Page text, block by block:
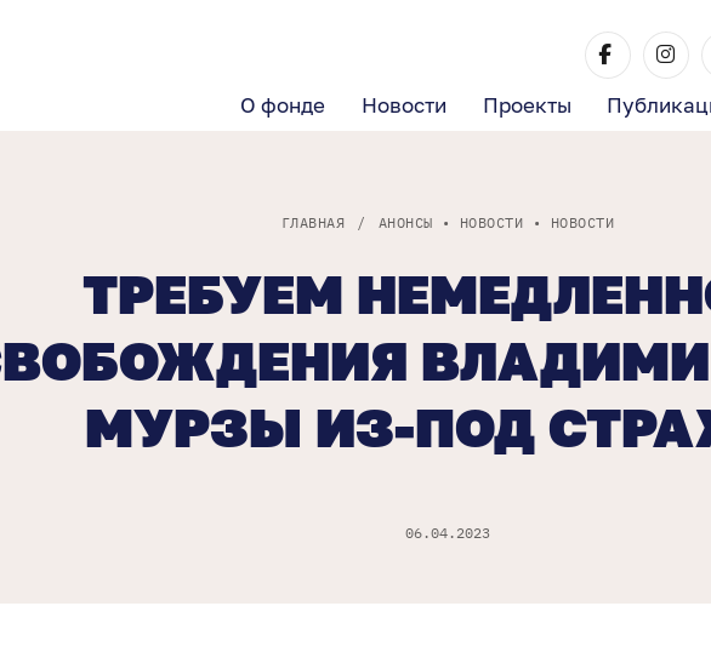
Проекты
Новости
О фонде
ГЛАВНАЯ / АНОНСЫ • НОВОСТИ • НОВОСТИ
ТРЕБУЕМ
МУРЗЫ ИЗ-ПОД
06.04.2023